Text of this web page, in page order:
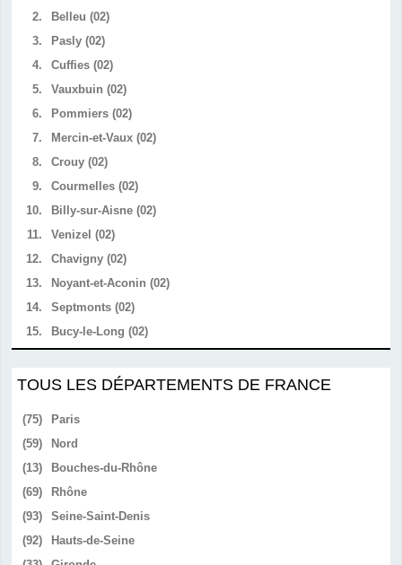
2.
Belleu (02)
3.
Pasly (02)
4.
Cuffies (02)
5.
Vauxbuin (02)
6.
Pommiers (02)
7.
Mercin-et-Vaux (02)
8.
Crouy (02)
9.
Courmelles (02)
10.
Billy-sur-Aisne (02)
11.
Venizel (02)
12.
Chavigny (02)
13.
Noyant-et-Aconin (02)
14.
Septmonts (02)
15.
Bucy-le-Long (02)
TOUS LES DÉPARTEMENTS DE FRANCE
(75)
Paris
(59)
Nord
(13)
Bouches-du-Rhône
(69)
Rhône
(93)
Seine-Saint-Denis
(92)
Hauts-de-Seine